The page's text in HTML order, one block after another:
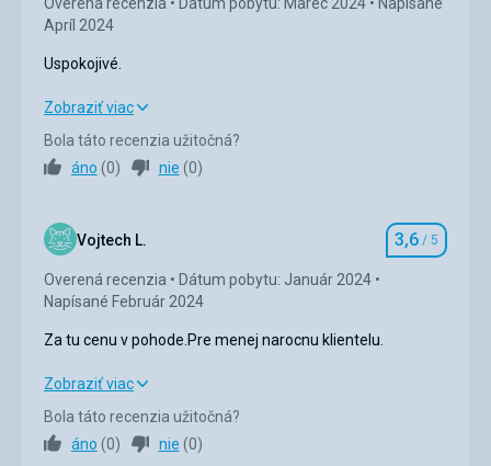
Apríl 2024
Uspokojivé.
Uspokojivé.
Strava
Okolie 4,0/ 5
Služby
Pláž
Vybavená,personál ochotný.
Strava
Zobraziť viac
Bola táto recenzia užitočná?
áno (0) nie (0)
Vojtech L. Hodnotenie
3,6 / 5
Overená recenzia
Dátum pobytu: Január 2024
Napísané Február 2024
Za tu cenu v pohode.Pre menej narocnu klientelu.
Za tu cenu v pohode.Pre menej narocnu klientelu.
Strava
Zobraziť viac
Bola táto recenzia užitočná?
áno (0) nie (0)